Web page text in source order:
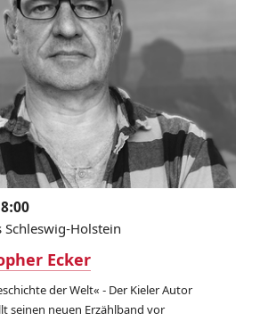
Schleswig-Holstein
Ecker
der Welt« - Der Kieler Autor
seinen neuen Erzählband vor